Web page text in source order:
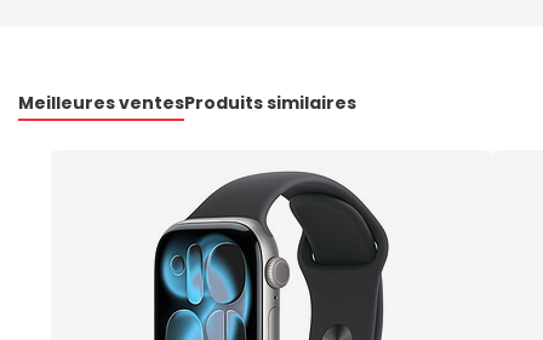
Meilleures ventesProduits similaires